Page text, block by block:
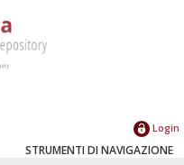
Login
STRUMENTI DI NAVIGAZIONE